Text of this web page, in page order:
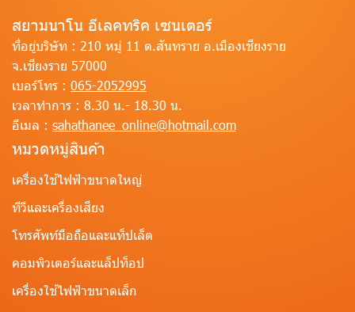
สยามนาโน อีเลคทริค เซนเตอร์
ที่อยู่บริษัท : 210 หมู่ 11 ต.สันทราย อ.เมืองเชียงราย
จ.เชียงราย 57000
เบอร์โทร : 065-2052995
เวลาทำการ : 8.30 น.- 18.30 น.
อีเมล : sahathanee_online@hotmail.com
หมวดหมู่สินค้า
เครื่องใช้ไฟฟ้าขนาดใหญ่
ทีวีและเครื่องเสียง
โทรศัพท์มือถือและแท็ปเล็ต
คอมพิวเตอร์และแล็ปท็อป
เครื่องใช้ไฟฟ้าขนาดเล็ก